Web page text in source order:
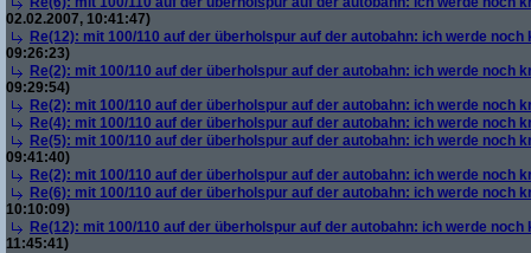
02.02.2007, 10:41:47)
Re(12): mit 100/110 auf der überholspur auf der autobahn: ich werde noch
09:26:23)
Re(2): mit 100/110 auf der überholspur auf der autobahn: ich werde noch
09:29:54)
Re(2): mit 100/110 auf der überholspur auf der autobahn: ich werde noch
Re(4): mit 100/110 auf der überholspur auf der autobahn: ich werde noch
Re(5): mit 100/110 auf der überholspur auf der autobahn: ich werde noch
09:41:40)
Re(2): mit 100/110 auf der überholspur auf der autobahn: ich werde noch
Re(6): mit 100/110 auf der überholspur auf der autobahn: ich werde noch
10:10:09)
Re(12): mit 100/110 auf der überholspur auf der autobahn: ich werde noch
11:45:41)